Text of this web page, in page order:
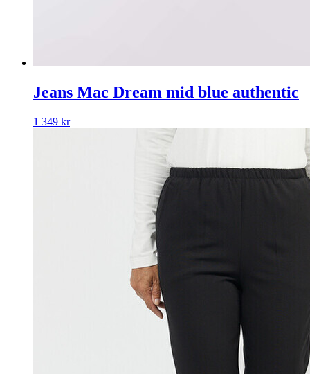
Jeans Mac Dream mid blue authentic
1 349 kr